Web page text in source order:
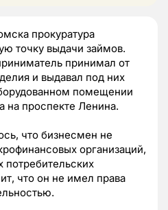
прокуратура
точку выдачи займов.
принимал от
и выдавал под них
помещении
на проспекте Ленина.
что бизнесмен не
организаций,
что он не имел права